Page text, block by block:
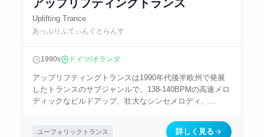
アップリフティングトランス
Uplifting Trance
あっぷりふてぃんぐとらんす
1990s ドイツ/オランダ
アップリフティングトランスは1990年代後半欧州で発展
したトランスのサブジャンルで、138-140BPMの高速メロ
ディックなビルドアップ、壮大なシンセメロディ、...
ユーフォリックトランス 詳しく見る